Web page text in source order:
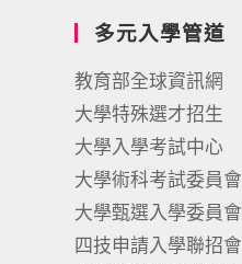
多元入學管道
教育部全球資訊網
大學特殊選才招生
大學入學考試中心
大學術科考試委員會
大學甄選入學委員會
四技申請入學聯招會